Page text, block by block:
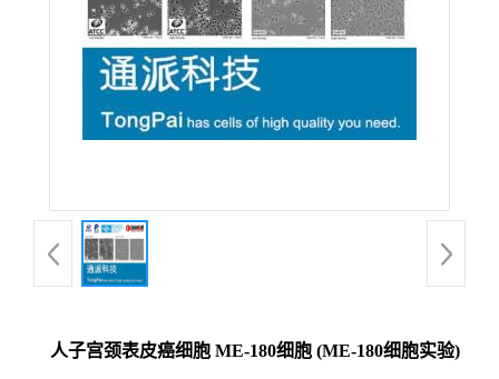
人子宫颈表皮癌细胞 ME-180细胞 (ME-180细胞实验)